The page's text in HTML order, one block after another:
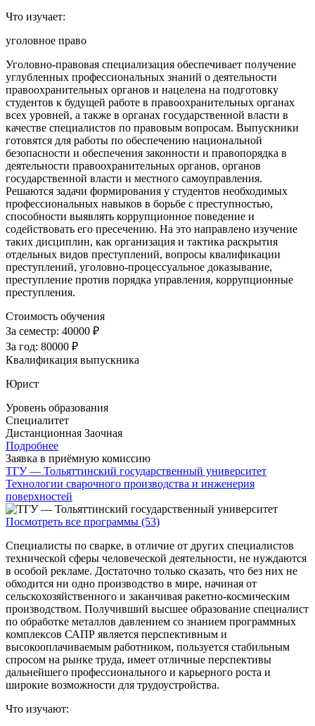
Что изучает:
уголовное право
Уголовно-правовая специализация обеспечивает получение
углубленных профессиональных знаний о деятельности
правоохранительных органов и нацелена на подготовку
студентов к будущей работе в правоохранительных органах
всех уровней, а также в органах государственной власти в
качестве специалистов по правовым вопросам. Выпускники
готовятся для работы по обеспечению национальной
безопасности и обеспечения законности и правопорядка в
деятельности правоохранительных органов, органов
государственной власти и местного самоуправления.
Решаются задачи формирования у студентов необходимых
профессиональных навыков в борьбе с преступностью,
способности выявлять коррупционное поведение и
содействовать его пресечению. На это направлено изучение
таких дисциплин, как организация и тактика раскрытия
отдельных видов преступлений, вопросы квалификации
преступлений, уголовно-процессуальное доказывание,
преступление против порядка управления, коррупционные
преступления.
Стоимость обучения
За семестр: 40000 ₽
За год: 80000 ₽
Квалификация выпускника
Юрист
Уровень образования
Специалитет
Дистанционная Заочная
Подробнее
Заявка в приёмную комиссию
ТГУ — Тольяттинский государственный университет
Технологии сварочного производства и инженерия
поверхностей
Посмотреть все программы (53)
Специалисты по сварке, в отличие от других специалистов
технической сферы человеческой деятельности, не нуждаются
в особой рекламе. Достаточно только сказать, что без них не
обходится ни одно производство в мире, начиная от
сельскохозяйственного и заканчивая ракетно-космическим
производством. Получивший высшее образование специалист
по обработке металлов давлением со знанием программных
комплексов САПР является перспективным и
высокооплачиваемым работником, пользуется стабильным
спросом на рынке труда, имеет отличные перспективы
дальнейшего профессионального и карьерного роста и
широкие возможности для трудоустройства.
Что изучают: